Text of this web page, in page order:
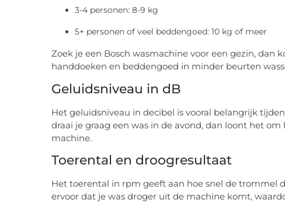
3-4 personen: 8-9 kg
5+ personen of veel beddengoed: 10 kg of meer
Zoek je een Bosch wasmachine voor een gezin, dan
handdoeken en beddengoed in minder beurten
Geluidsniveau in dB
Het geluidsniveau in decibel is vooral belangrijk
draai je graag een was in de avond, dan loont het
machine.
Toerental en droogresultaat
Het toerental in rpm geeft aan hoe snel de trommel
ervoor dat je was droger uit de machine komt,